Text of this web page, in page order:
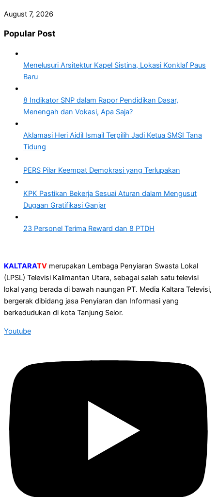
August 7, 2026
Popular Post
Menelusuri Arsitektur Kapel Sistina, Lokasi Konklaf Paus
Baru
8 Indikator SNP dalam Rapor Pendidikan Dasar,
Menengah dan Vokasi, Apa Saja?
Aklamasi Heri Aidil Ismail Terpilih Jadi Ketua SMSI Tana
Tidung
PERS Pilar Keempat Demokrasi yang Terlupakan
KPK Pastikan Bekerja Sesuai Aturan dalam Mengusut
Dugaan Gratifikasi Ganjar
23 Personel Terima Reward dan 8 PTDH
KALTARATV merupakan Lembaga Penyiaran Swasta Lokal
(LPSL) Televisi Kalimantan Utara, sebagai salah satu televisi
lokal yang berada di bawah naungan PT. Media Kaltara Televisi,
bergerak dibidang jasa Penyiaran dan Informasi yang
berkedudukan di kota Tanjung Selor.
Youtube